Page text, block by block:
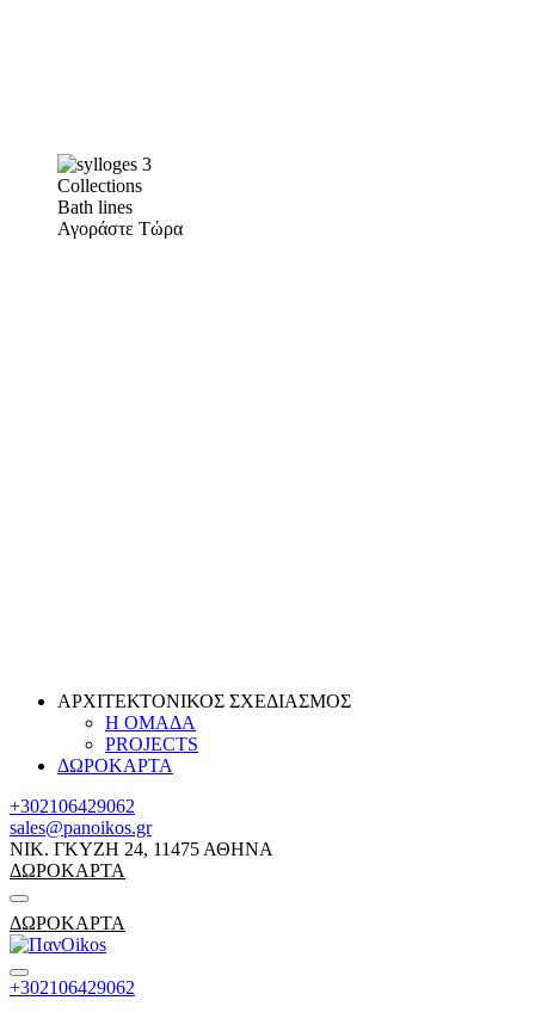
Collections
Bath lines
Αγοράστε Τώρα
ΑΡΧΙΤΕΚΤΟΝΙΚΟΣ ΣΧΕΔΙΑΣΜΟΣ
Η ΟΜΑΔΑ
PROJECTS
ΔΩΡΟΚΑΡΤΑ
+302106429062
sales@panoikos.gr
ΝΙΚ. ΓΚΥΖΗ 24, 11475 ΑΘΗΝΑ
ΔΩΡΟΚΑΡΤΑ
ΔΩΡΟΚΑΡΤΑ
+302106429062